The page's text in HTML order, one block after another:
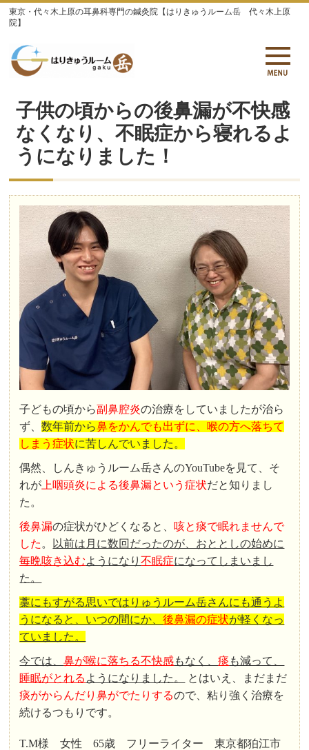
東京・代々木上原の耳鼻科専門の鍼灸院【はりきゅうルーム岳 代々木上原
院】
子供の頃からの後鼻漏が不快感
なくなり、不眠症から寝れるよ
うになりました！
子どもの頃から副鼻腔炎の治療をしていましたが治ら
ず、数年前から鼻をかんでも出ずに、喉の方へ落ちて
しまう症状に苦しんでいました。
偶然、しんきゅうルーム岳さんのYouTubeを見て、そ
れが 上咽頭炎による後鼻漏という症状だと知りまし
た。
後鼻漏の症状がひどくなると、 咳と痰で眠れませんで
した 。
以前は月に数回だったのが、おととしの始めに
毎晩咳き込むようになり不眠症になってしまいまし
た。
藁にもすがる思いではりゅうルーム岳さんにも通うよ
うになると、いつの間にか、後鼻漏の症状が軽くなっ
ていました。
今では、鼻が喉に落ちる不快感もなく、痰 も減って、
睡眠がとれる ようになりました。
とはいえ、まだまだ
痰がからんだり鼻がでたりするので、粘り強く治療を
続けるつもりです。
T.M様 女性 65歳 フリーライター 東京都狛江市